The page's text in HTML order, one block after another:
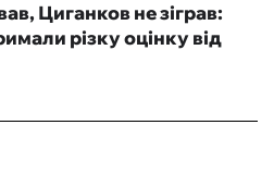
Циганков не зіграв:
різку оцінку від